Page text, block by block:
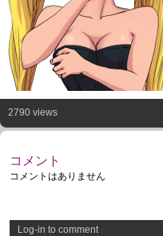
2790 views
コメント
コメントはありません
Log-in to comment